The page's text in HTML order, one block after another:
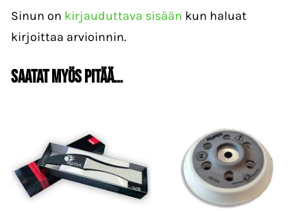
Sinun on kirjauduttava sisään kun haluat
kirjoittaa arvioinnin.
Saatat myös pitää…